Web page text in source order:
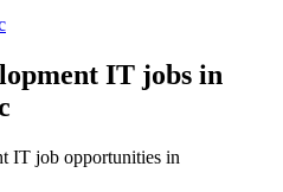
IT jobs in
IT job opportunities in